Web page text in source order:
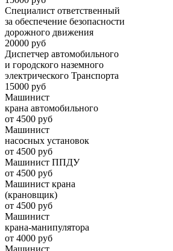
Специалист ответственный
за обеспечение безопасности
дорожного движения
20000 руб
Диспетчер автомобильного
и городского наземного
электрического Транспорта
15000 руб
Машинист
крана автомобильного
от 4500 руб
Машинист
насосных установок
от 4500 руб
Машинист ППДУ
от 4500 руб
Машинист крана
(крановщик)
от 4500 руб
Машинист
крана-манипулятора
от 4000 руб